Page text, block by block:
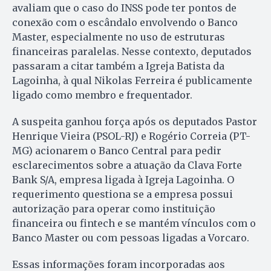
avaliam que o caso do INSS pode ter pontos de
conexão com o escândalo envolvendo o Banco
Master, especialmente no uso de estruturas
financeiras paralelas. Nesse contexto, deputados
passaram a citar também a Igreja Batista da
Lagoinha, à qual Nikolas Ferreira é publicamente
ligado como membro e frequentador.
A suspeita ganhou força após os deputados Pastor
Henrique Vieira (PSOL-RJ) e Rogério Correia (PT-
MG) acionarem o Banco Central para pedir
esclarecimentos sobre a atuação da Clava Forte
Bank S/A, empresa ligada à Igreja Lagoinha. O
requerimento questiona se a empresa possui
autorização para operar como instituição
financeira ou fintech e se mantém vínculos com o
Banco Master ou com pessoas ligadas a Vorcaro.
Essas informações foram incorporadas aos